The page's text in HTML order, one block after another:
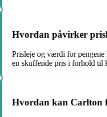
Hvordan påvirker
Prisleje og værdi for pengene
en skuffende pris i forhold til
Hvordan kan Carlton